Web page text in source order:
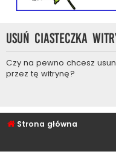
Usuń ciasteczka
Czy na pewno chcesz
przez tę witrynę?
Strona główna